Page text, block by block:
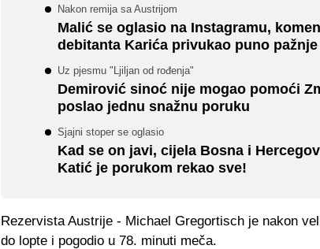
Nakon remija sa Austrijom
Malić se oglasio na Instagramu,
debitanta Karića privukao puno
Uz pjesmu "Ljiljan od rođenja"
Demirović sinoć nije mogao pomoći
poslao jednu snažnu poruku
Sjajni stoper se oglasio
Kad se on javi, cijela Bosna i
Katić je porukom rekao sve!
Rezervista Austrije - Michael Gregortisch je nakon
do lopte i pogodio u 78. minuti meča.